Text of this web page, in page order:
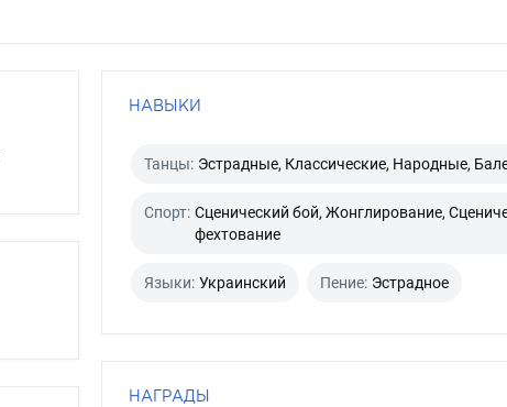
НАВЫКИ
Танцы: Эстрадные, Классические, Народные,
Спорт: Сценический бой, Жонглирование,
фехтование
Языки: Украинский Пение: Эстрадное
НАГРАДЫ